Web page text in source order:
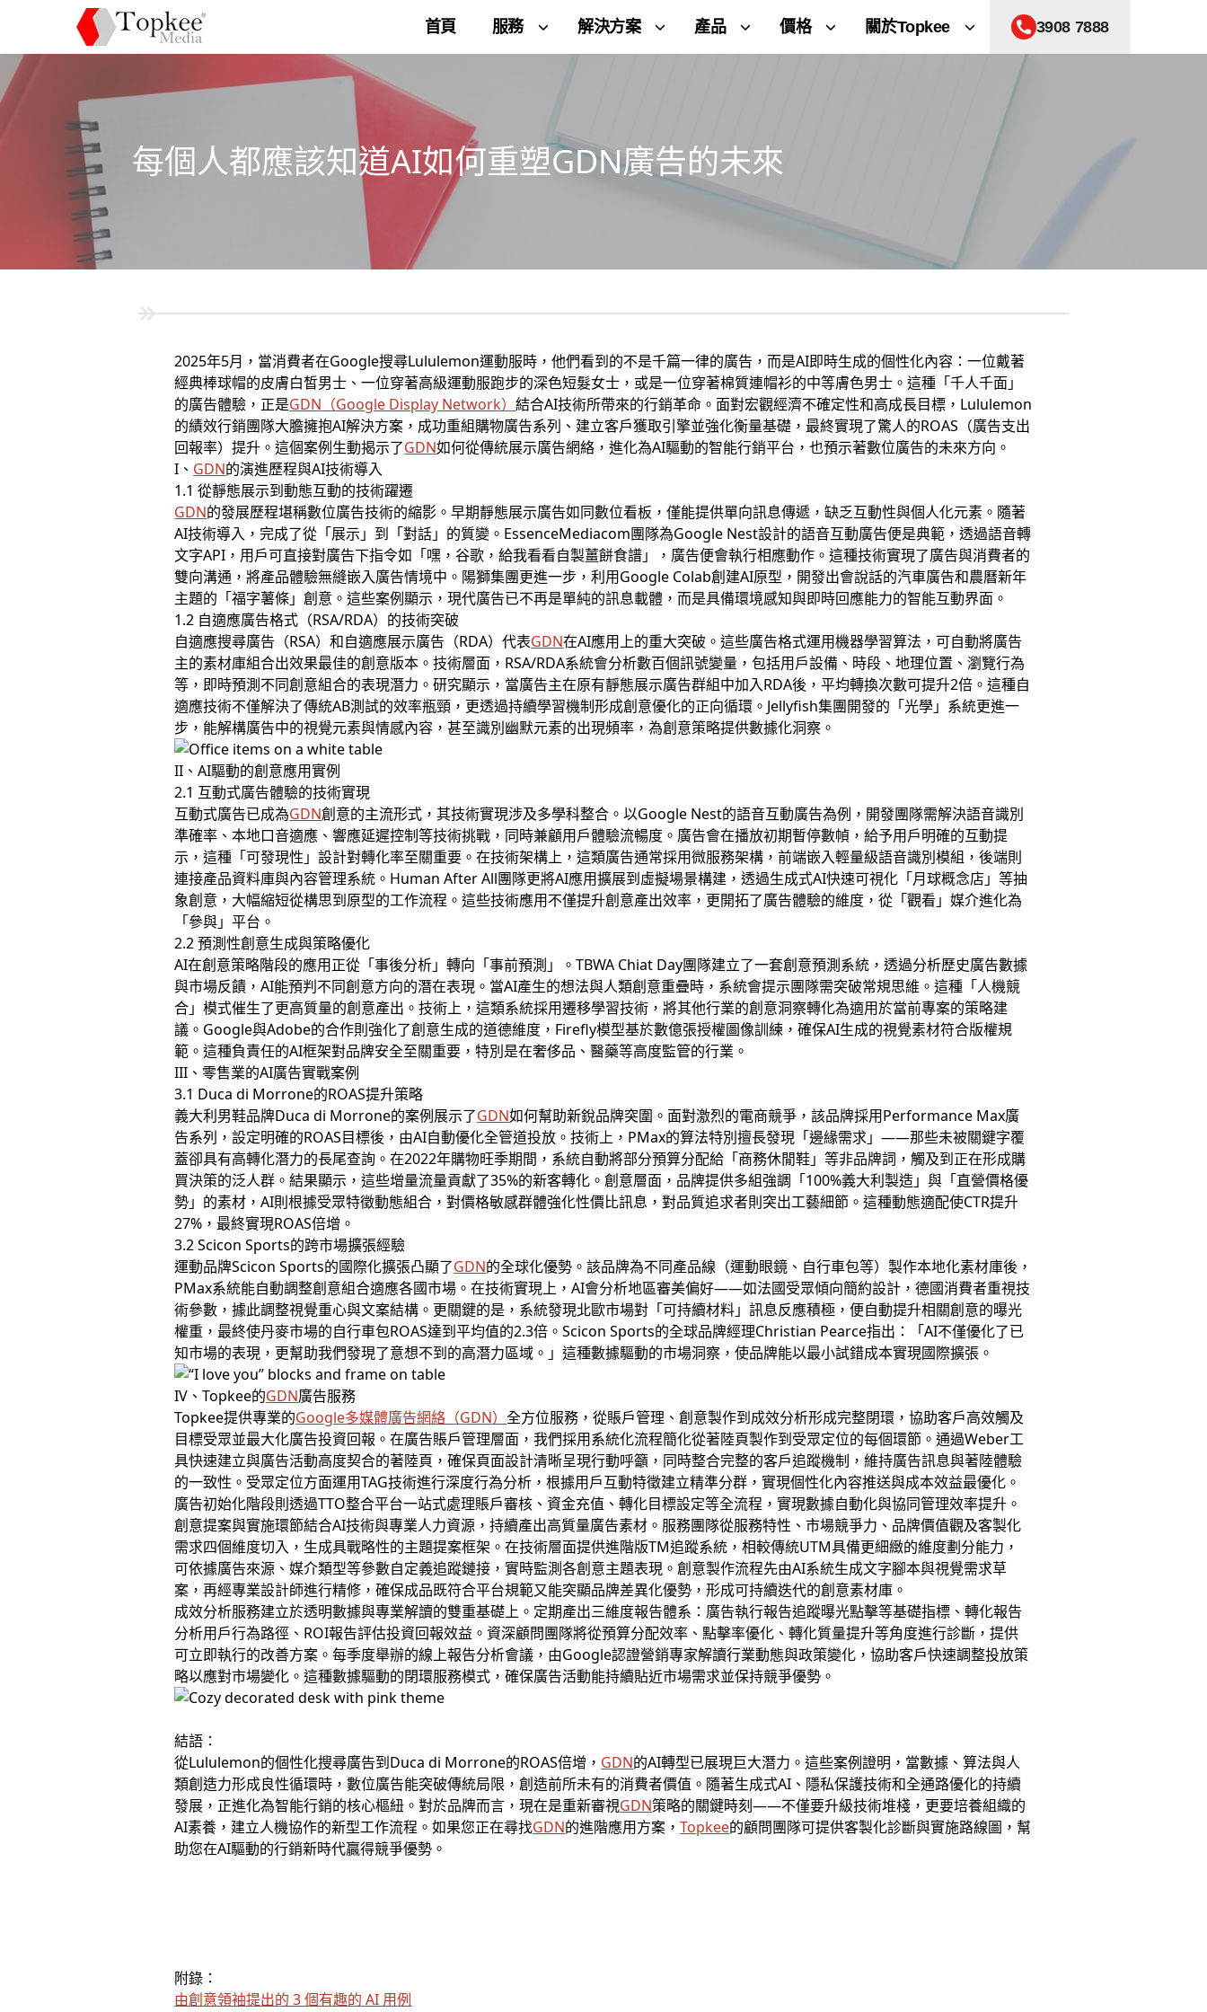
首頁 服務 解決方案 產品 價格 關於Topkee 3908 7888
每個人都應該知道AI如何重塑GDN廣告的未來
2025年5月，當消費者在Google搜尋Lululemon運動服時，他們看到的不是千篇一律的廣告，而是AI即時生成的個性化內容：一位戴著
經典棒球帽的皮膚白皙男士、一位穿著高級運動服跑步的深色短髮女士，或是一位穿著棉質連帽衫的中等膚色男士。這種「千人千面」
的廣告體驗，正是GDN （Google Display Network）結合AI技術所帶來的行銷革命。面對宏觀經濟不確定性和高成長目標，Lululemon
的績效行銷團隊大膽擁抱AI解決方案，成功重組購物廣告系列、建立客戶獲取引擎並強化衡量基礎，最終實現了驚人的ROAS（廣告支出
回報率）提升。這個案例生動揭示了GDN如何從傳統展示廣告網絡，進化為AI驅動的智能行銷平台，也預示著數位廣告的未來方向。
I、 GDN的演進歷程與AI技術導入
1.1 從靜態展示到動態互動的技術躍遷
GDN的發展歷程堪稱數位廣告技術的縮影。早期靜態展示廣告如同數位看板，僅能提供單向訊息傳遞，缺乏互動性與個人化元素。隨著
AI技術導入，完成了從「展示」到「對話」的質變。EssenceMediacom團隊為Google Nest設計的語音互動廣告便是典範，透過語音轉
文字API，用戶可直接對廣告下指令如「嘿，谷歌，給我看看自製薑餅食譜」，廣告便會執行相應動作。這種技術實現了廣告與消費者的
雙向溝通，將產品體驗無縫嵌入廣告情境中。陽獅集團更進一步，利用Google Colab創建AI原型，開發出會說話的汽車廣告和農曆新年
主題的「福字薯條」創意。這些案例顯示，現代廣告已不再是單純的訊息載體，而是具備環境感知與即時回應能力的智能互動界面。
1.2 自適應廣告格式（RSA/RDA）的技術突破
自適應搜尋廣告（RSA）和自適應展示廣告（RDA）代表GDN在AI應用上的重大突破。這些廣告格式運用機器學習算法，可自動將廣告
主的素材庫組合出效果最佳的創意版本。技術層面，RSA/RDA系統會分析數百個訊號變量，包括用戶設備、時段、地理位置、瀏覽行為
等，即時預測不同創意組合的表現潛力。研究顯示，當廣告主在原有靜態展示廣告群組中加入RDA後，平均轉換次數可提升2倍。這種自
適應技術不僅解決了傳統AB測試的效率瓶頸，更透過持續學習機制形成創意優化的正向循環。Jellyfish集團開發的「光學」系統更進一
步，能解構廣告中的視覺元素與情感內容，甚至識別幽默元素的出現頻率，為創意策略提供數據化洞察。
II、AI驅動的創意應用實例
2.1 互動式廣告體驗的技術實現
互動式廣告已成為GDN創意的主流形式，其技術實現涉及多學科整合。以Google Nest的語音互動廣告為例，開發團隊需解決語音識別
準確率、本地口音適應、響應延遲控制等技術挑戰，同時兼顧用戶體驗流暢度。廣告會在播放初期暫停數幀，給予用戶明確的互動提
示，這種「可發現性」設計對轉化率至關重要。在技術架構上，這類廣告通常採用微服務架構，前端嵌入輕量級語音識別模組，後端則
連接產品資料庫與內容管理系統。Human After All團隊更將AI應用擴展到虛擬場景構建，透過生成式AI快速可視化「月球概念店」等抽
象創意，大幅縮短從構思到原型的工作流程。這些技術應用不僅提升創意產出效率，更開拓了廣告體驗的維度，從「觀看」媒介進化為
「參與」平台。
2.2 預測性創意生成與策略優化
AI在創意策略階段的應用正從「事後分析」轉向「事前預測」。TBWA Chiat Day團隊建立了一套創意預測系統，透過分析歷史廣告數據
與市場反饋，AI能預判不同創意方向的潛在表現。當AI產生的想法與人類創意重疊時，系統會提示團隊需突破常規思維。這種「人機競
合」模式催生了更高質量的創意產出。技術上，這類系統採用遷移學習技術，將其他行業的創意洞察轉化為適用於當前專案的策略建
議。Google與Adobe的合作則強化了創意生成的道德維度，Firefly模型基於數億張授權圖像訓練，確保AI生成的視覺素材符合版權規
範。這種負責任的AI框架對品牌安全至關重要，特別是在奢侈品、醫藥等高度監管的行業。
III、零售業的AI廣告實戰案例
3.1 Duca di Morrone的ROAS提升策略
義大利男鞋品牌Duca di Morrone的案例展示了GDN如何幫助新銳品牌突圍。面對激烈的電商競爭，該品牌採用Performance Max廣
告系列，設定明確的ROAS目標後，由AI自動優化全管道投放。技術上，PMax的算法特別擅長發現「邊緣需求」——那些未被關鍵字覆
蓋卻具有高轉化潛力的長尾查詢。在2022年購物旺季期間，系統自動將部分預算分配給「商務休閒鞋」等非品牌詞，觸及到正在形成購
買決策的泛人群。結果顯示，這些增量流量貢獻了35%的新客轉化。創意層面，品牌提供多組強調「100%義大利製造」與「直營價格優
勢」的素材，AI則根據受眾特徵動態組合，對價格敏感群體強化性價比訊息，對品質追求者則突出工藝細節。這種動態適配使CTR提升
27%，最終實現ROAS倍增。
3.2 Scicon Sports的跨市場擴張經驗
運動品牌Scicon Sports的國際化擴張凸顯了GDN的全球化優勢。該品牌為不同產品線（運動眼鏡、自行車包等）製作本地化素材庫後，
PMax系統能自動調整創意組合適應各國市場。在技術實現上，AI會分析地區審美偏好——如法國受眾傾向簡約設計，德國消費者重視技
術參數，據此調整視覺重心與文案結構。更關鍵的是，系統發現北歐市場對「可持續材料」訊息反應積極，便自動提升相關創意的曝光
權重，最終使丹麥市場的自行車包ROAS達到平均值的2.3倍。Scicon Sports的全球品牌經理Christian Pearce指出：「AI不僅優化了已
知市場的表現，更幫助我們發現了意想不到的高潛力區域。」這種數據驅動的市場洞察，使品牌能以最小試錯成本實現國際擴張。
IV、Topkee的GDN廣告服務
Topkee提供專業的Google多媒體廣告網絡（GDN）全方位服務，從賬戶管理、創意製作到成效分析形成完整閉環，協助客戶高效觸及
目標受眾並最大化廣告投資回報。在廣告賬戶管理層面，我們採用系統化流程簡化從著陸頁製作到受眾定位的每個環節。通過Weber工
具快速建立與廣告活動高度契合的著陸頁，確保頁面設計清晰呈現行動呼籲，同時整合完整的客戶追蹤機制，維持廣告訊息與著陸體驗
的一致性。受眾定位方面運用TAG技術進行深度行為分析，根據用戶互動特徵建立精準分群，實現個性化內容推送與成本效益最優化。
廣告初始化階段則透過TTO整合平台一站式處理賬戶審核、資金充值、轉化目標設定等全流程，實現數據自動化與協同管理效率提升。
創意提案與實施環節結合AI技術與專業人力資源，持續產出高質量廣告素材。服務團隊從服務特性、市場競爭力、品牌價值觀及客製化
需求四個維度切入，生成具戰略性的主題提案框架。在技術層面提供進階版TM追蹤系統，相較傳統UTM具備更細緻的維度劃分能力，
可依據廣告來源、媒介類型等參數自定義追蹤鏈接，實時監測各創意主題表現。創意製作流程先由AI系統生成文字腳本與視覺需求草
案，再經專業設計師進行精修，確保成品既符合平台規範又能突顯品牌差異化優勢，形成可持續迭代的創意素材庫。
成效分析服務建立於透明數據與專業解讀的雙重基礎上。定期產出三維度報告體系：廣告執行報告追蹤曝光點擊等基礎指標、轉化報告
分析用戶行為路徑、ROI報告評估投資回報效益。資深顧問團隊將從預算分配效率、點擊率優化、轉化質量提升等角度進行診斷，提供
可立即執行的改善方案。每季度舉辦的線上報告分析會議，由Google認證營銷專家解讀行業動態與政策變化，協助客戶快速調整投放策
略以應對市場變化。這種數據驅動的閉環服務模式，確保廣告活動能持續貼近市場需求並保持競爭優勢。
結語：
從Lululemon的個性化搜尋廣告到Duca di Morrone的ROAS倍增， GDN的AI轉型已展現巨大潛力。這些案例證明，當數據、算法與人
類創造力形成良性循環時，數位廣告能突破傳統局限，創造前所未有的消費者價值。隨著生成式AI、隱私保護技術和全通路優化的持續
發展，正進化為智能行銷的核心樞紐。對於品牌而言，現在是重新審視GDN策略的關鍵時刻——不僅要升級技術堆棧，更要培養組織的
AI素養，建立人機協作的新型工作流程。如果您正在尋找GDN的進階應用方案，Topkee的顧問團隊可提供客製化診斷與實施路線圖，幫
助您在AI驅動的行銷新時代贏得競爭優勢。
附錄：
由創意領袖提出的 3 個有趣的 AI 用例